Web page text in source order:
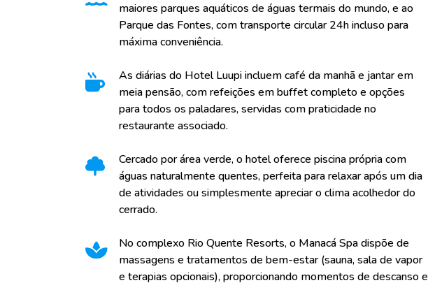
maiores parques aquáticos de águas termais do mundo, e ao
Parque das Fontes, com transporte circular 24h incluso para
máxima conveniência.
As diárias do Hotel Luupi incluem café da manhã e jantar em
meia pensão, com refeições em buffet completo e opções
para todos os paladares, servidas com praticidade no
restaurante associado.
Cercado por área verde, o hotel oferece piscina própria com
águas naturalmente quentes, perfeita para relaxar após um dia
de atividades ou simplesmente apreciar o clima acolhedor do
cerrado.
No complexo Rio Quente Resorts, o Manacá Spa dispõe de
massagens e tratamentos de bem-estar (sauna, sala de vapor
e terapias opcionais), proporcionando momentos de descanso e